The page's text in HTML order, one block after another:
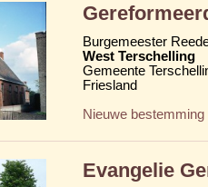
Burgemeester
West Terschelling
Gemeente
Friesland
Nieuwe bestemming
Evangelie